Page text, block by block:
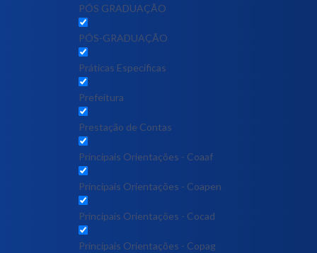
PÓS GRADUAÇÃO
PÓS-GRADUAÇÃO
Práticas Específicas
Prefeitura
Prestação de Contas
Principais Orientações - Coaaf
Principais Orientações - Coapen
Principais Orientações - Cocad
Principais Orientações - Copag